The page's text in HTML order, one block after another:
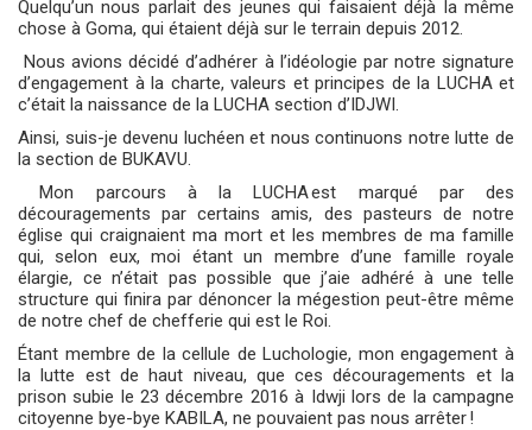
Quelqu’un nous parlait des jeunes qui faisaient déjà la même
chose à Goma, qui étaient déjà sur le terrain depuis 2012.
Nous avions décidé d’adhérer à l’idéologie par notre signature
d’engagement à la charte, valeurs et principes de la LUCHA et
c’était la naissance de la LUCHA section d’IDJWI.
Ainsi, suis-je devenu luchéen et nous continuons notre lutte de
la section de BUKAVU.
Mon parcours à la LUCHA est marqué par des
découragements par certains amis, des pasteurs de notre
église qui craignaient ma mort et les membres de ma famille
qui, selon eux, moi étant un membre d’une famille royale
élargie, ce n’était pas possible que j’aie adhéré à une telle
structure qui finira par dénoncer la mégestion peut-être même
de notre chef de chefferie qui est le Roi.
Étant membre de la cellule de Luchologie, mon engagement à
la lutte est de haut niveau, que ces découragements et la
prison subie le 23 décembre 2016 à Idwji lors de la campagne
citoyenne bye-bye KABILA, ne pouvaient pas nous arrêter !